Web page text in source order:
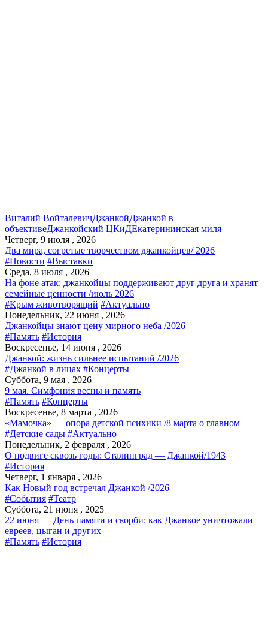
Виталий ВойталевичДжанкойДжанкой в
объективеДжанкойский ЦКиДЕкатерининская миля
Четверг, 9 июля , 2026
Два мира, согретые творчеством джанкойцев/ 2026
#Новости #Выставки
Среда, 8 июля , 2026
На фоне атак: джанкойцы поддерживают друг друга и хранят
семейные ценности /июль 2026
#Крым животворящий #Актуально
Понедельник, 22 июня , 2026
Джанкойцы знают цену мирного неба /2026
#Память #История
Воскресенье, 14 июня , 2026
Джанкой: жизнь сильнее испытаний /2026
#Джанкой в лицах #Концерты
Суббота, 9 мая , 2026
9 мая. Симфония весны и память
#Память #Концерты
Воскресенье, 8 марта , 2026
«Мамочка» — опора детской психики /8 марта о главном
#Детские сады #Актуально
Понедельник, 2 февраля , 2026
О подвиге сквозь годы: Сталинград — Джанкой/1943
#История
Четверг, 1 января , 2026
Как Новый год встречал Джанкой /2026
#События #Театр
Суббота, 21 июня , 2025
22 июня — День памяти и скорби: как Джанкое уничтожали
евреев, цыган и других
#Память #История